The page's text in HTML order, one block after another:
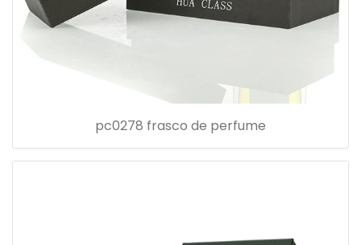
pc0278 frasco de perfume